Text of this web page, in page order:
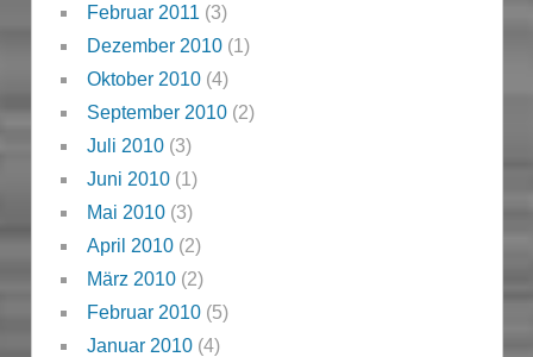
Februar 2011 (3)
Dezember 2010(1)
Oktober 2010(4)
September 2010(2)
Juli 2010(3)
Juni 2010(1)
Mai 2010(3)
April 2010(2)
März 2010(2)
Februar 2010(5)
Januar 2010(4)